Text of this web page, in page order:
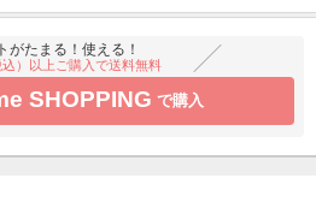
がたまる！使える！
込）以上ご購入で送料無料
SHOPPING で購入